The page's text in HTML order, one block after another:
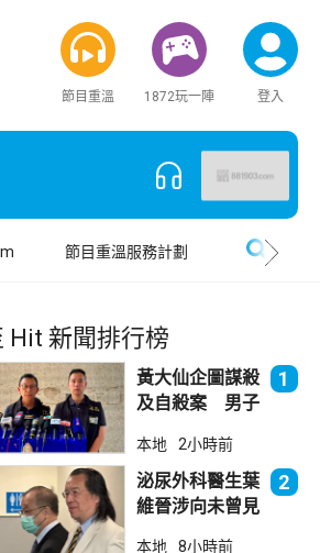
節目重溫 1872玩一陣 登入
節目重溫服務計劃
Hit 新聞排行榜
黃大仙企圖謀殺
及自殺案 男子
墮樓亡
1
本地 2小時前
泌尿外科醫生葉
維晉涉向未曾見
2
本地 8小時前